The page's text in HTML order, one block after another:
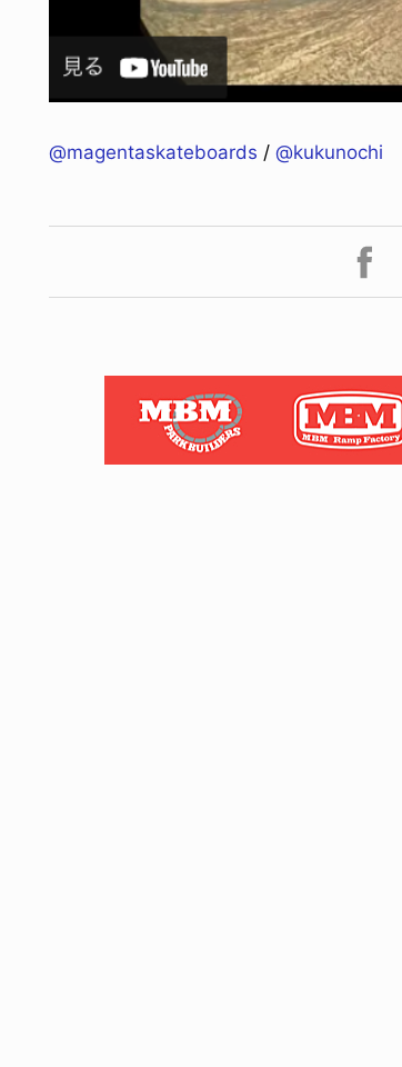
2021.09.02
@magentaskateboards / @kukunochi